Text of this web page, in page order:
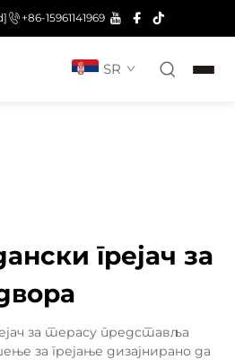
+86-15961141969
SR
грејач за
за терасу представља
за грејање дизајнирано да